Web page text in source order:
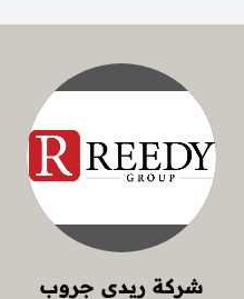
شركة ريدي جروب